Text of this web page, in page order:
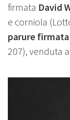
firmata David
e corniola
parure
207), venduta